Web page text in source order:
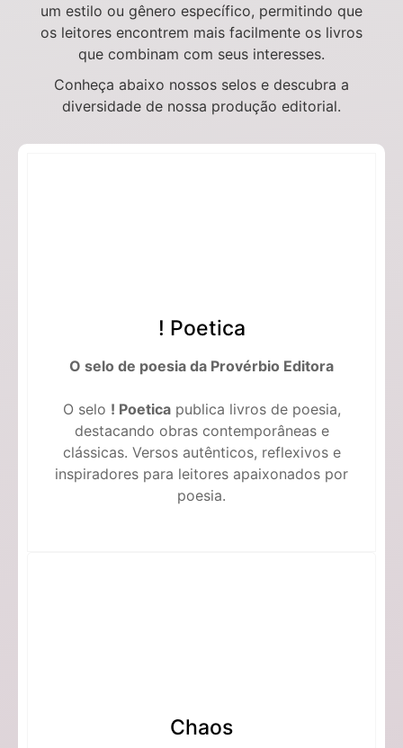
um estilo ou gênero específico, permitindo que
os leitores encontrem mais facilmente os livros
que combinam com seus interesses.
Conheça abaixo nossos selos e descubra a
diversidade de nossa produção editorial.
! Poetica
O selo de poesia da Provérbio Editora
O selo ! Poeticapublica livros de poesia,
destacando obras contemporâneas e
clássicas. Versos autênticos, reflexivos e
inspiradores para leitores apaixonados por
poesia.
Chaos